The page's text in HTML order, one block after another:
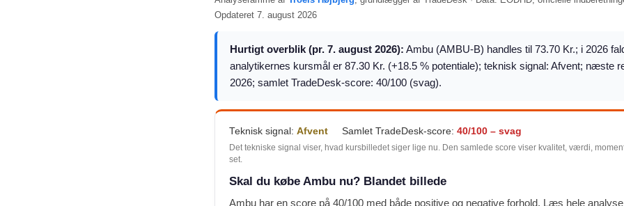
Opdateret 7. august 2026
Hurtigt overblik (pr. 7. august 2026): Ambu (AMBU-B) handles til 73.70 Kr.; i 2026
analytikernes kursmål er 87.30 Kr. (+18.5 % potentiale); teknisk signal: Afvent; næste
2026; samlet TradeDesk-score: 40/100 (svag).
Teknisk signal: Afvent Samlet TradeDesk-score: 40/100 – svag
Det tekniske signal viser, hvad kursbilledet siger lige nu. Den samlede score viser kvalitet, værdi,
set.
Skal du købe Ambu nu? Blandet billede
Ambu har en score på 40/100 med både positive og negative forhold. Læs hele